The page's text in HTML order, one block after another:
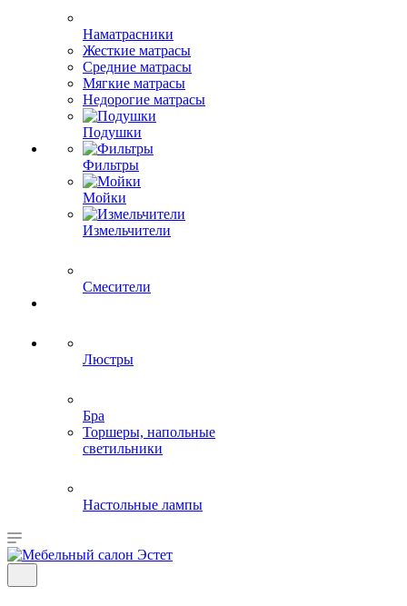
Наматрасники
Жесткие матрасы
Средние матрасы
Мягкие матрасы
Недорогие матрасы
Подушки
Фильтры
Мойки
Измельчители
Смесители
Люстры
Бра
Торшеры, напольные
светильники
Настольные лампы